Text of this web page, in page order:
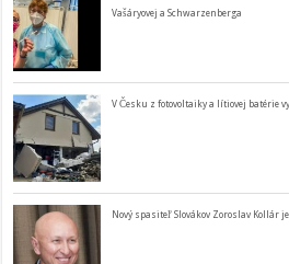
Vašáryovej a Schwarzenberga
V Česku z fotovoltaiky a lítiovej batérie
Nový spasiteľ Slovákov Zoroslav Kollár